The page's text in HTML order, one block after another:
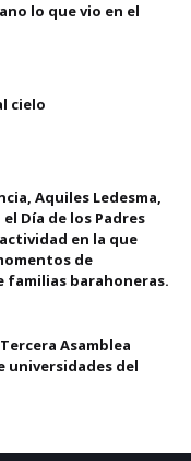
lo que vio en el
cielo
Aquiles Ledesma,
Día de los Padres
en la que
de
familias barahoneras.
Asamblea
universidades del